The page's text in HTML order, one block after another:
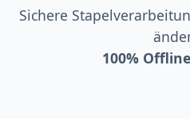
Sichere
100%